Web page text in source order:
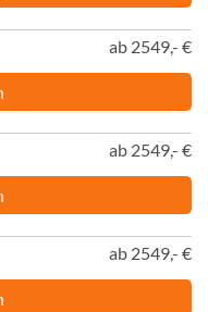
ab 2549,- €
ab 2549,- €
ab 2549,- €